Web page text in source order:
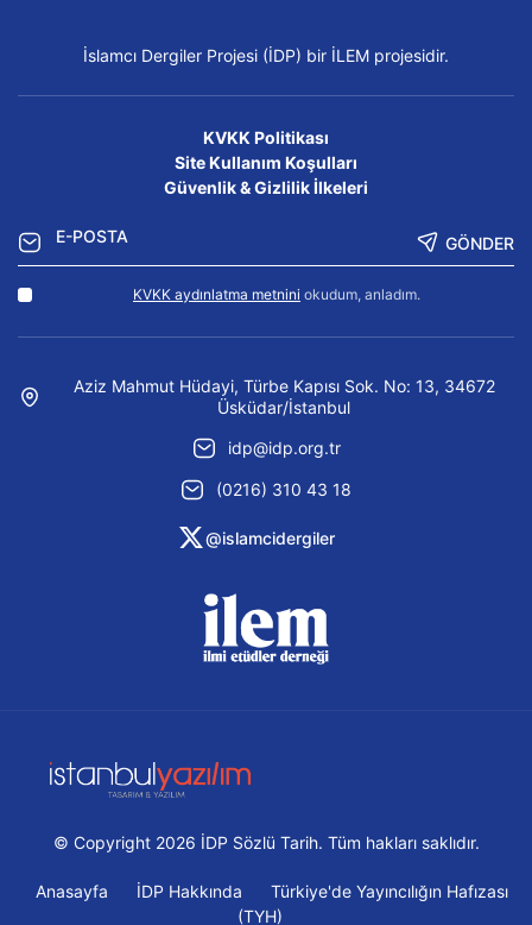
İslamcı Dergiler Projesi (İDP) bir İLEM projesidir.
KVKK Politikası
Site Kullanım Koşulları
Güvenlik & Gizlilik İlkeleri
GÖNDER
KVKK aydınlatma metnini okudum, anladım.
Aziz Mahmut Hüdayi, Türbe Kapısı Sok. No: 13, 34672
Üsküdar/İstanbul
idp@idp.org.tr
(0216) 310 43 18
@islamcidergiler
© Copyright 2026 İDP Sözlü Tarih. Tüm hakları saklıdır.
Anasayfa İDP Hakkında
Türkiye'de Yayıncılığın Hafızası
(TYH)